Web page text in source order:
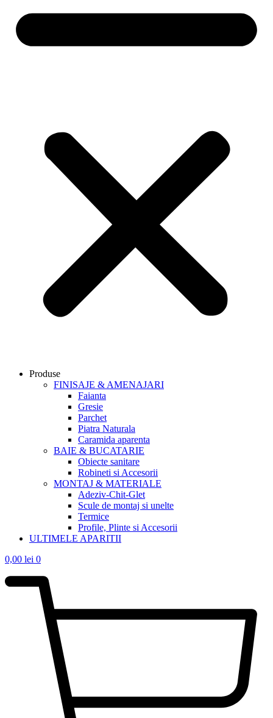
Produse
FINISAJE & AMENAJARI
Faianta
Gresie
Parchet
Piatra Naturala
Caramida aparenta
BAIE & BUCATARIE
Obiecte sanitare
Robineti si Accesorii
MONTAJ & MATERIALE
Adeziv-Chit-Glet
Scule de montaj si unelte
Termice
Profile, Plinte si Accesorii
ULTIMELE APARITII
0,00 lei 0